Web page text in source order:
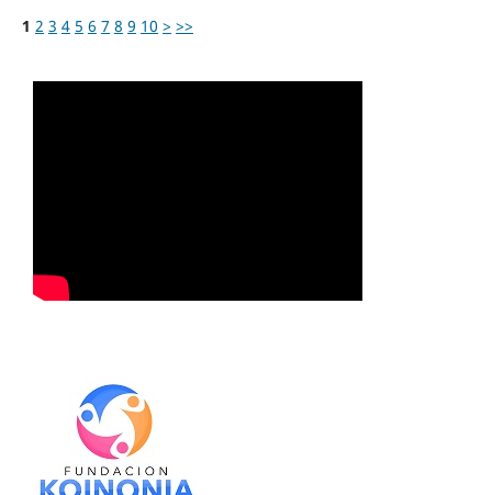
1 2 3 4 5 6 7 8 9 10 > >>